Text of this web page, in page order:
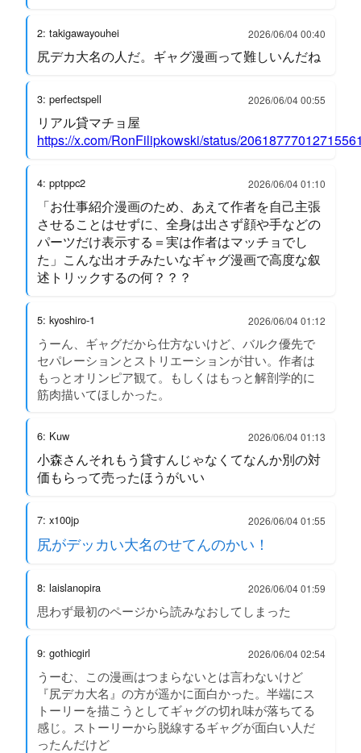
2: takigawayouhei 2026/06/04 00:40
尻デカ大名の人だ。ギャグ漫画って難しいんだね
3: perfectspell 2026/06/04 00:55
リアル貸マチョ屋
https://x.com/RonFilipkowski/status/
4: pptppc2 2026/06/04 01:10
「お仕事紹介漫画のため、あえて作者を自己主張
させることはせずに、全身は出さず顔や手などの
パーツだけ表示する＝実は作者はマッチョでし
た」こんな出オチみたいなギャグ漫画で高度な叙
述トリックするの何？？？
5: kyoshiro-1 2026/06/04 01:12
うーん、ギャグだから仕方ないけど、バルク優先で
セパレーションとストリエーションが甘い。作者は
もっとオリンピア観て。もしくはもっと解剖学的に
筋肉描いてほしかった。
6: Kuw 2026/06/04 01:13
小森さんそれもう貸すんじゃなくてなんか別の対
価もらって売ったほうがいい
7: x100jp 2026/06/04 01:55
尻がデッカい大名のせてんのかい！
8: laislanopira 2026/06/04 01:59
思わず最初のページから読みなおしてしまった
9: gothicgirl 2026/06/04 02:54
うーむ、この漫画はつまらないとは言わないけど
『尻デカ大名』の方が遥かに面白かった。半端にス
トーリーを描こうとしてギャグの切れ味が落ちてる
感じ。ストーリーから脱線するギャグが面白い人だ
ったんだけど